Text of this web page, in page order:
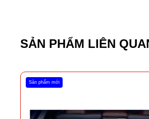
SẢN PHẨM LIÊN
Sản phẩm mới